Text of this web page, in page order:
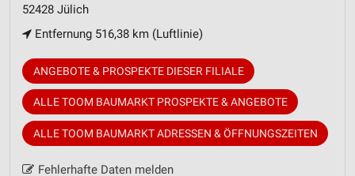
52428 Jülich
Entfernung 516,38 km (Luftlinie)
ANGEBOTE & PROSPEKTE DIESER FILIALE
ALLE TOOM BAUMARKT PROSPEKTE & ANGEBOTE
ALLE TOOM BAUMARKT ADRESSEN & ÖFFNUNGSZEITEN
Fehlerhafte Daten melden